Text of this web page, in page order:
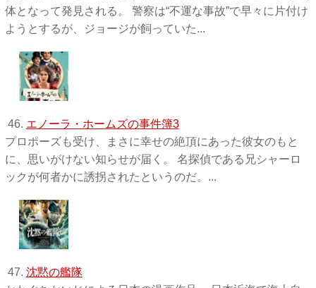
体となって発見される。 警察は“不運な事故”で早々に片付け
ようとするが、ジョージが飼っていた...
46. エノーラ・ホームズの事件簿3
プロポーズも受け、まさに幸せの絶頂にあった彼女のもと
に、思いがけない知らせが届く。 名探偵である兄シャーロ
ックが何者かに誘拐されたというのだ。...
47. 沈黙の艦隊